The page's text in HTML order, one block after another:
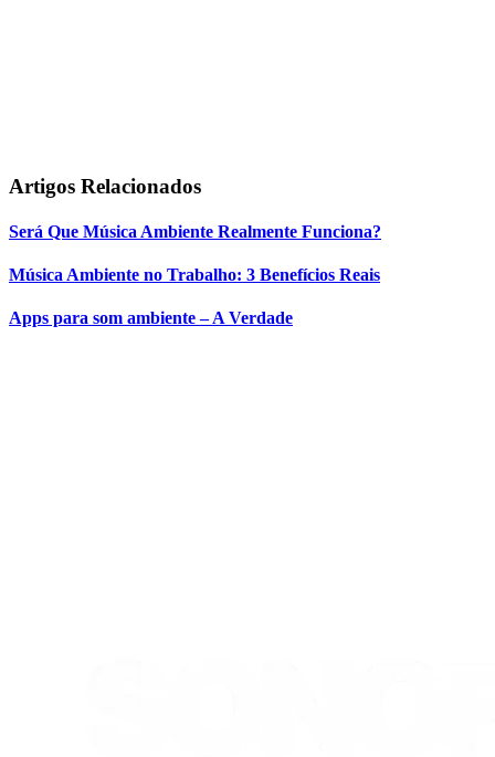
Artigos Relacionados
Será Que Música Ambiente Realmente Funciona?
Música Ambiente no Trabalho: 3 Benefícios Reais
Apps para som ambiente – A Verdade